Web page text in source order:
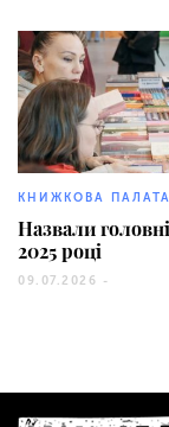
КНИЖКОВА ПАЛАТА
Назвали
2025 році
09.07.2026 -